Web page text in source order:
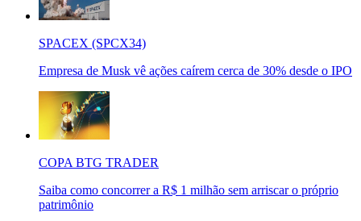
SPACEX (SPCX34)
Empresa de Musk vê ações caírem cerca de 30% desde o IPO
COPA BTG TRADER
Saiba como concorrer a R$ 1 milhão sem arriscar o próprio
patrimônio